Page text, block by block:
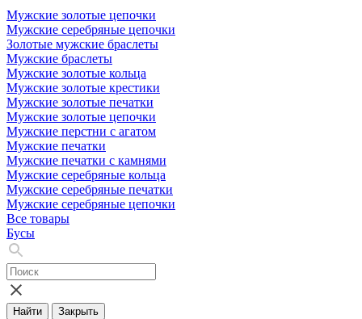
Мужские золотые цепочки
Мужские серебряные цепочки
Золотые мужские браслеты
Мужские браслеты
Мужские золотые кольца
Мужские золотые крестики
Мужские золотые печатки
Мужские золотые цепочки
Мужские перстни с агатом
Мужские печатки
Мужские печатки с камнями
Мужские серебряные кольца
Мужские серебряные печатки
Мужские серебряные цепочки
Все товары
Бусы
Найти Закрыть